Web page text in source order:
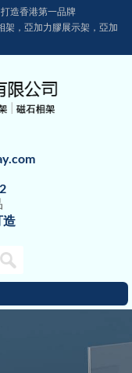
造香港第一品牌
架，亞加力膠展示架，亞加
造